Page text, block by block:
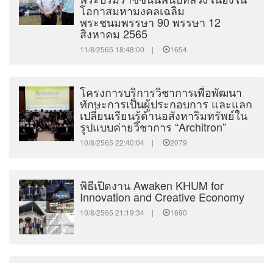
โอกาสมหามงคลเฉลิม
พระชนมพรรษา 90 พรรษา 12
สิงหาคม 2565
11/8/2565 18:48:00 | 1654
โครงการบริการวิชาการเพื่อพัฒนา
ทักษะการเป็นผู้ประกอบการ และแลก
เปลี่ยนเรียนรู้ด้านอสังหาริมทรัพย์ใน
รูปแบบค่ายวิชาการ “Architron”
10/8/2565 22:40:04 | 2079
พิธีเปิดงาน Awaken KHUM for
Innovation and Creative Economy
10/8/2565 21:19:34 | 1690